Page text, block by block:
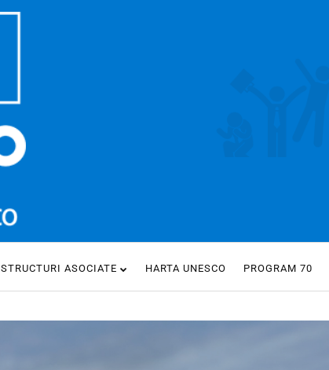
STRUCTURI ASOCIATE HARTA UNESCO PROGRAM 70